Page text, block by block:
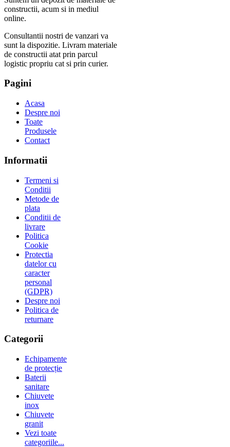
constructii, acum si in mediul
online.
Consultantii nostri de vanzari va
sunt la dispozitie. Livram materiale
de constructii atat prin parcul
logistic propriu cat si prin curier.
Pagini
Acasa
Despre noi
Toate
Produsele
Contact
Informatii
Termeni si
Conditii
Metode de
plata
Conditii de
livrare
Politica
Cookie
Protectia
datelor cu
caracter
personal
(GDPR)
Despre noi
Politica de
returnare
Categorii
Echipamente
de protecție
Baterii
sanitare
Chiuvete
inox
Chiuvete
granit
Vezi toate
categoriile...